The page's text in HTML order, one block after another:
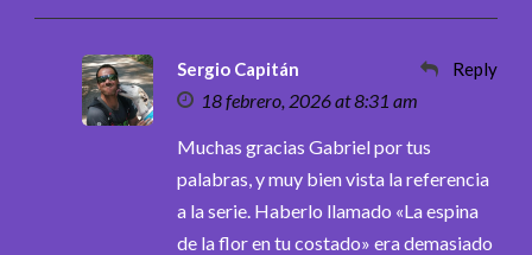
Sergio Capitán
18 febrero, 2026 at 8:31 am
Reply
Muchas gracias Gabriel por tus
palabras, y muy bien vista la referencia
a la serie. Haberlo llamado «La espina
de la flor en tu costado» era demasiado